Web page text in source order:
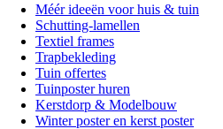
Méér ideeën voor huis & tuin
Schutting-lamellen
Textiel frames
Trapbekleding
Tuin offertes
Tuinposter huren
Kerstdorp & Modelbouw
Winter poster en kerst poster